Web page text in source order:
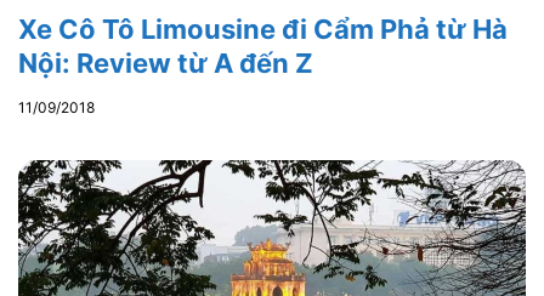
Xe Cô Tô Limousine đi Cẩm Phả từ Hà
Nội: Review từ A đến Z
11/09/2018